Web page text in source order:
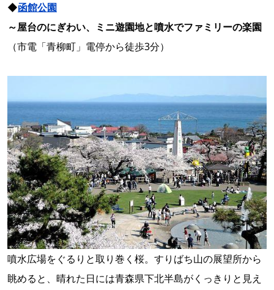
◆函館公園
～屋台のにぎわい、ミニ遊園地と噴水でファミリーの楽園
（市電「青柳町」電停から徒歩3分）
噴水広場をぐるりと取り巻く桜。すりばち山の展望所から
眺めると、晴れた日には青森県下北半島がくっきりと見え